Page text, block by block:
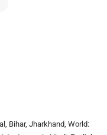
Bihar, Jharkhand, World: